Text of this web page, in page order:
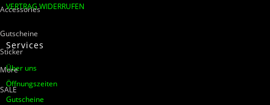
Accessories
Gutscheine
Sticker
More
SALE
VERTRAG WIDERRUFEN
Services
Über uns
Öffnungszeiten
Gutscheine